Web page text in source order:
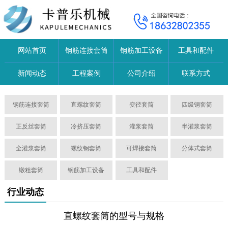
网站首页 钢筋连接套筒 钢筋加工设备 工具和配件
新闻动态 工程案例 公司介绍 联系方式
钢筋连接套筒 直螺纹套筒 变径套筒 四级钢套筒
正反丝套筒 冷挤压套筒 灌浆套筒 半灌浆套筒
全灌浆套筒 螺纹钢套筒 可焊接套筒 分体式套筒
镦粗套筒 钢筋加工设备 工具和配件
行业动态
直螺纹套筒的型号与规格